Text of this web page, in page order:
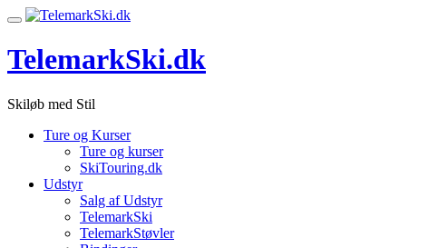
Videre
indhold
Skift
TelemarkSki.dk
Skiløb med Stil
Ture og Kurser
Ture og kurser
SkiTouring.dk
Udstyr
Salg af Udstyr
TelemarkSki
TelemarkStøvler